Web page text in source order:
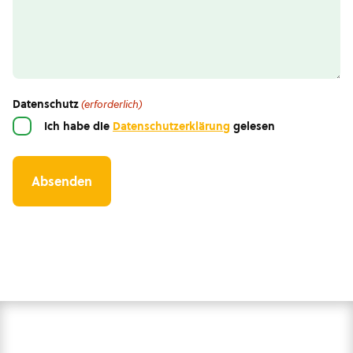
Datenschutz(erforderlich)
Ich habe die Datenschutzerklärung gelesen